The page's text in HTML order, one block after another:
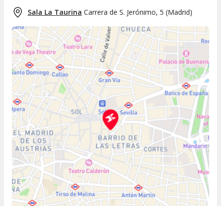
Sala La Taurina Carrera de S. Jerónimo, 5 (Madrid)